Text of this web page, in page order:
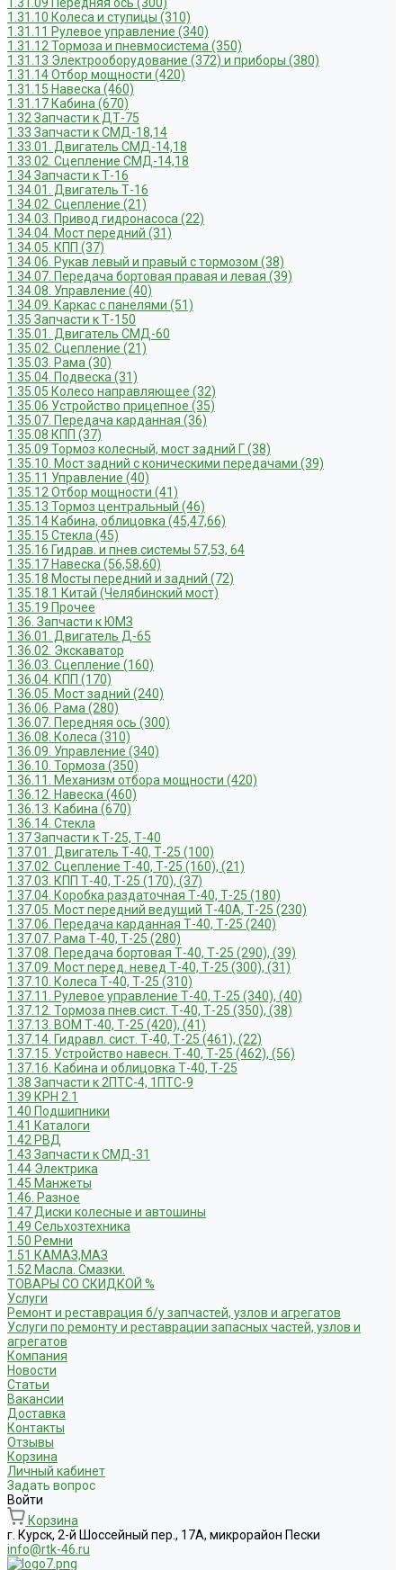
1.31.10 Колеса и ступицы (310)
1.31.11 Рулевое управление (340)
1.31.12 Тормоза и пневмосистема (350)
1.31.13 Электрооборудование (372) и приборы (380)
1.31.14 Отбор мощности (420)
1.31.15 Навеска (460)
1.31.17 Кабина (670)
1.32 Запчасти к ДТ-75
1.33 Запчасти к СМД-18,14
1.33.01. Двигатель СМД-14,18
1.33.02. Сцепление СМД-14,18
1.34 Запчасти к Т-16
1.34.01. Двигатель Т-16
1.34.02. Сцепление (21)
1.34.03. Привод гидронасоса (22)
1.34.04. Мост передний (31)
1.34.05. КПП (37)
1.34.06. Рукав левый и правый с тормозом (38)
1.34.07. Передача бортовая правая и левая (39)
1.34.08. Управление (40)
1.34.09. Каркас с панелями (51)
1.35 Запчасти к Т-150
1.35.01. Двигатель СМД-60
1.35.02. Сцепление (21)
1.35.03. Рама (30)
1.35.04. Подвеска (31)
1.35.05 Колесо направляющее (32)
1.35.06 Устройство прицепное (35)
1.35.07. Передача карданная (36)
1.35.08 КПП (37)
1.35.09 Тормоз колесный, мост задний Г (38)
1.35.10. Мост задний с коническими передачами (39)
1.35.11 Управление (40)
1.35.12 Отбор мощности (41)
1.35.13 Тормоз центральный (46)
1.35.14 Кабина, облицовка (45,47,66)
1.35.15 Стекла (45)
1.35.16 Гидрав. и пнев.системы 57,53, 64
1.35.17 Навеска (56,58,60)
1.35.18 Мосты передний и задний (72)
1.35.18.1 Китай (Челябинский мост)
1.35.19 Прочее
1.36. Запчасти к ЮМЗ
1.36.01. Двигатель Д-65
1.36.02. Экскаватор
1.36.03. Сцепление (160)
1.36.04. КПП (170)
1.36.05. Мост задний (240)
1.36.06. Рама (280)
1.36.07. Передняя ось (300)
1.36.08. Колеса (310)
1.36.09. Управление (340)
1.36.10. Тормоза (350)
1.36.11. Механизм отбора мощности (420)
1.36.12. Навеска (460)
1.36.13. Кабина (670)
1.36.14. Стекла
1.37 Запчасти к Т-25, Т-40
1.37.01. Двигатель Т-40, Т-25 (100)
1.37.02. Сцепление Т-40, Т-25 (160), (21)
1.37.03. КПП Т-40, Т-25 (170), (37)
1.37.04. Коробка раздаточная Т-40, Т-25 (180)
1.37.05. Мост передний ведущий Т-40А, Т-25 (230)
1.37.06. Передача карданная Т-40, Т-25 (240)
1.37.07. Рама Т-40, Т-25 (280)
1.37.08. Передача бортовая Т-40, Т-25 (290), (39)
1.37.09. Мост перед. невед Т-40, Т-25 (300), (31)
1.37.10. Колеса Т-40, Т-25 (310)
1.37.11. Рулевое управление Т-40, Т-25 (340), (40)
1.37.12. Тормоза пнев.сист. Т-40, Т-25 (350), (38)
1.37.13. ВОМ Т-40, Т-25 (420), (41)
1.37.14. Гидравл. сист. Т-40, Т-25 (461), (22)
1.37.15. Устройство навесн. Т-40, Т-25 (462), (56)
1.37.16. Кабина и облицовка Т-40, Т-25
1.38 Запчасти к 2ПТС-4, 1ПТС-9
1.39 КРН 2.1
1.40 Подшипники
1.41 Каталоги
1.42 РВД
1.43 Запчасти к СМД-31
1.44 Электрика
1.45 Манжеты
1.46. Разное
1.47 Диски колесные и автошины
1.49 Сельхозтехника
1.50 Ремни
1.51 КАМАЗ,МАЗ
1.52 Масла. Смазки.
ТОВАРЫ СО СКИДКОЙ %
Услуги
Ремонт и реставрация б/у запчастей, узлов и агрегатов
Услуги по ремонту и реставрации запасных частей, узлов и
агрегатов
Компания
Новости
Статьи
Вакансии
Доставка
Контакты
Отзывы
Корзина
Личный кабинет
Задать вопрос
Войти
Корзина
г. Курск, 2-й Шоссейный пер., 17А, микрорайон Пески
info@rtk-46.ru